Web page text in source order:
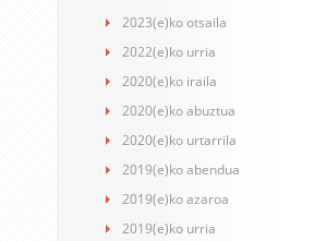
2023(e)ko otsaila
2022(e)ko urria
2020(e)ko iraila
2020(e)ko abuztua
2020(e)ko urtarrila
2019(e)ko abendua
2019(e)ko azaroa
2019(e)ko urria